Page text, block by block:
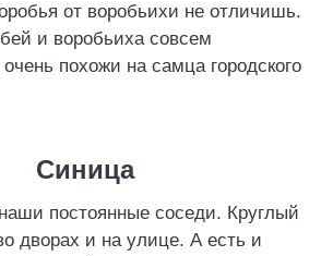
от воробьихи не отличишь.
и воробьиха совсем
похожи на самца городского
Синица
постоянные соседи. Круглый
дворах и на улице. А есть и